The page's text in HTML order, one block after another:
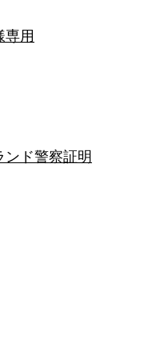
専用
ド警察証明